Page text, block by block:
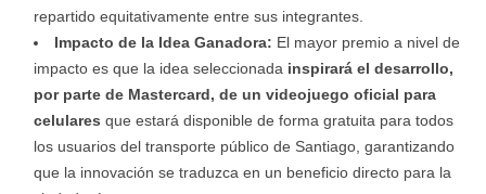
repartido equitativamente entre sus integrantes.
Impacto de la Idea Ganadora: El mayor premio a nivel de
impacto es que la idea seleccionada inspirará el desarrollo,
por parte de Mastercard, de un videojuego oficial para
celulares que estará disponible de forma gratuita para todos
los usuarios del transporte público de Santiago, garantizando
que la innovación se traduzca en un beneficio directo para la